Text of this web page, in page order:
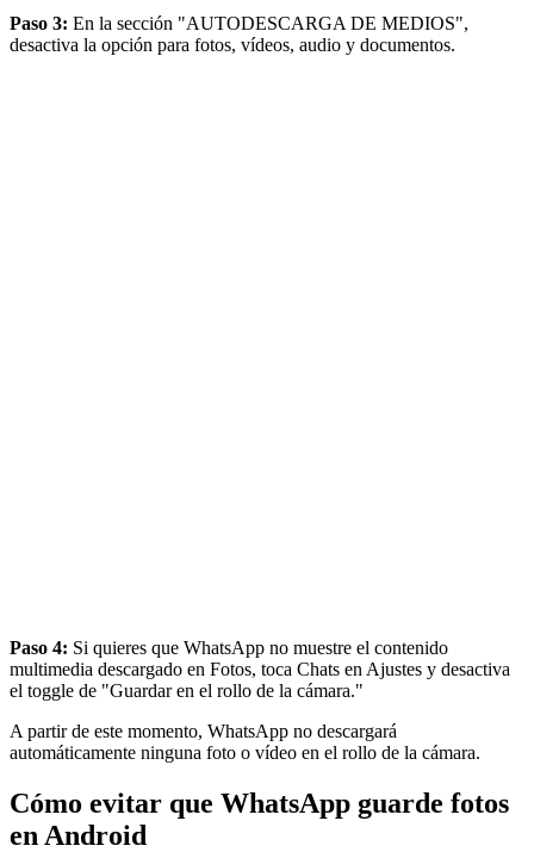
Paso 3: En la sección "AUTODESCARGA DE MEDIOS",
desactiva la opción para fotos, vídeos, audio y documentos.
Paso 4: Si quieres que WhatsApp no muestre el contenido
multimedia descargado en Fotos, toca Chats en Ajustes y desactiva
el toggle de "Guardar en el rollo de la cámara."
A partir de este momento, WhatsApp no descargará
automáticamente ninguna foto o vídeo en el rollo de la cámara.
Cómo evitar que WhatsApp guarde fotos
en Android